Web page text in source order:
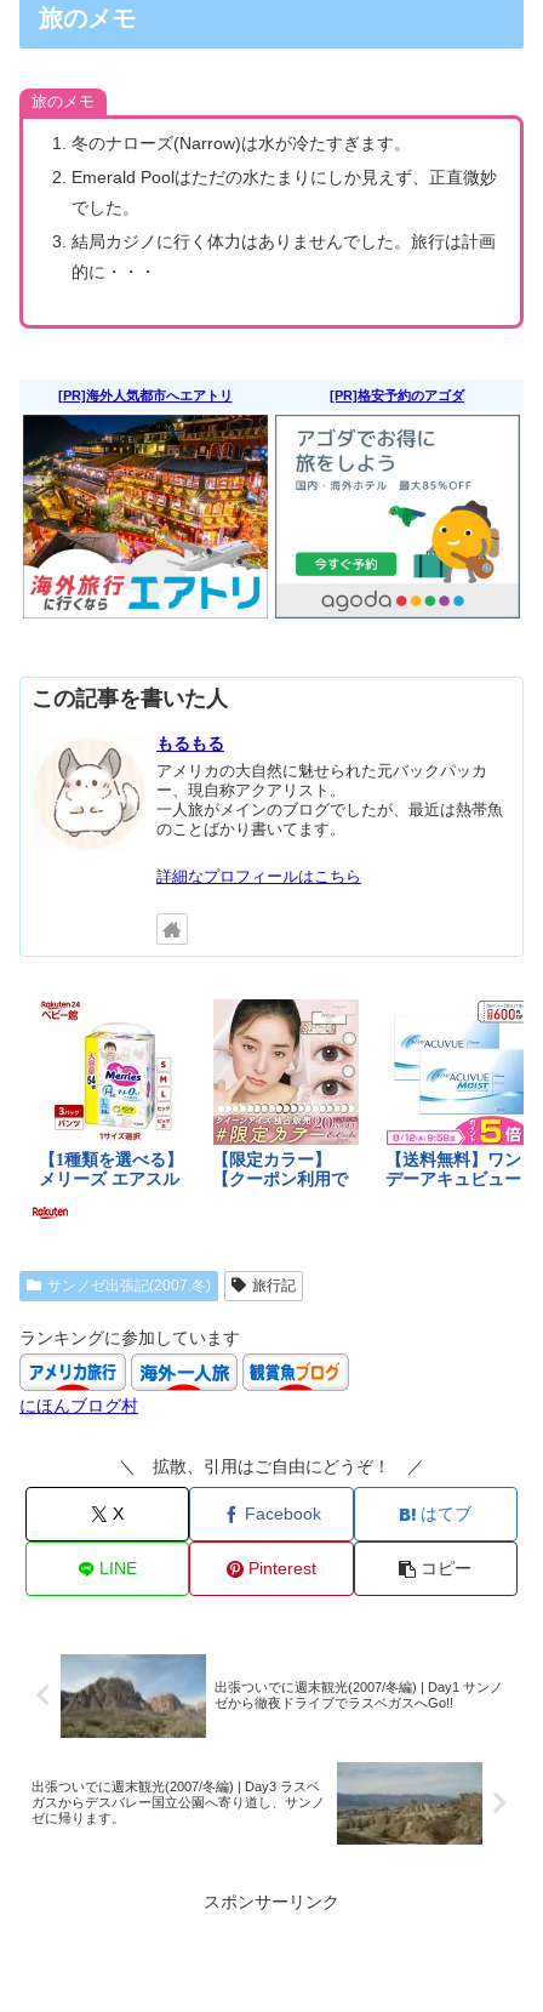
旅のメモ
旅のメモ
冬のナローズ(Narrow)は水が冷たすぎます。
Emerald Poolはただの水たまりにしか見えず、正直微妙
でした。
結局カジノに行く体力はありませんでした。旅行は計画
的に・・・
[PR]海外人気都市へエアトリ [PR]格安予約のアゴダ
この記事を書いた人
もるもる
アメリカの大自然に魅せられた元バックパッカ
ー、現自称アクアリスト。
一人旅がメインのブログでしたが、最近は熱帯魚
のことばかり書いてます。
詳細なプロフィールはこちら
サンノゼ出張記(2007.冬) 旅行記
ランキングに参加しています
にほんブログ村
＼ 拡散、引用はご自由にどうぞ！ ／
X Facebook はてブ
LINE Pinterest コピー
出張ついでに週末観光(2007/冬編) | Day1 サンノ
ゼから徹夜ドライブでラスベガスへGo!!
出張ついでに週末観光(2007/冬編) | Day3 ラスベ
ガスからデスバレー国立公園へ寄り道し、サンノ
ゼに帰ります。
スポンサーリンク